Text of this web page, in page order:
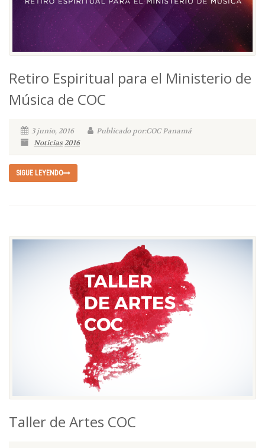
Retiro Espiritual para el Ministerio de
Música de COC
3 junio, 2016
Publicado por:COC Panamá
Noticias2016
SIGUE LEYENDO
Taller de Artes COC